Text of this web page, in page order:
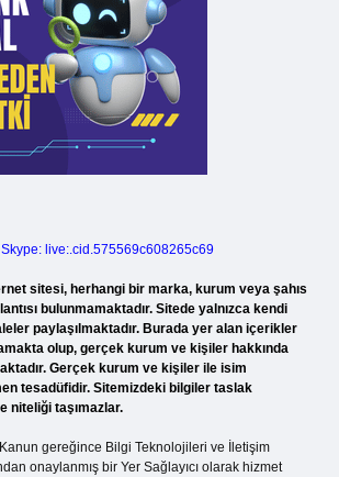
Skype: live:.cid.575569c608265c69
sitesi, herhangi bir marka, kurum veya şahıs
bulunmamaktadır. Sitede yalnızca kendi
paylaşılmaktadır. Burada yer alan içerikler
olup, gerçek kurum ve kişiler hakkında
Gerçek kurum ve kişiler ile isim
tesadüfidir. Sitemizdeki bilgiler taslak
niteliği taşımazlar.
Kanun gereğince Bilgi Teknolojileri ve İletişim
onaylanmış bir Yer Sağlayıcı olarak hizmet